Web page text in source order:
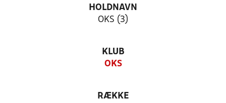
HOLDNAVN
OKS (3)
KLUB
OKS
RÆKKE